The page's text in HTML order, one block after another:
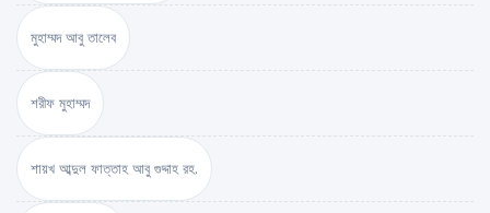
মুহাম্মদ আবু তালেব
শরীফ মুহাম্মদ
শায়খ আব্দুল ফাত্তাহ আবু গুদ্দাহ রহ.